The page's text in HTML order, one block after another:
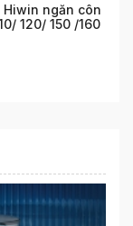
ngăn côn
120/ 150 /160